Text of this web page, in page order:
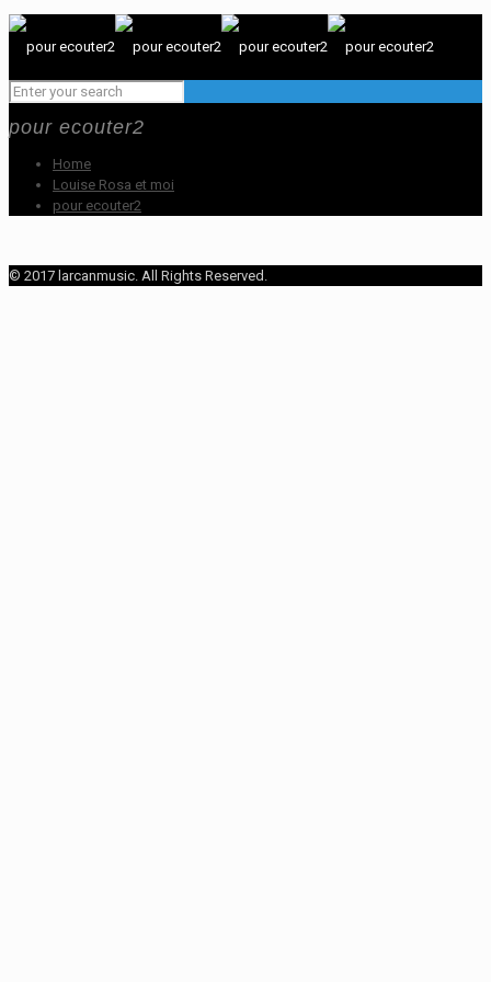
pour ecouter2
Home
Louise Rosa et moi
pour ecouter2
© 2017 larcanmusic. All Rights Reserved.